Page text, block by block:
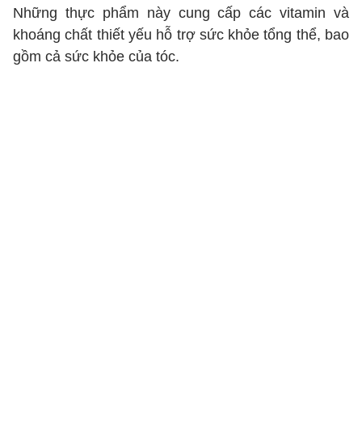
Những thực phẩm này cung cấp các vitamin và
khoáng chất thiết yếu hỗ trợ sức khỏe tổng thể, bao
gồm cả sức khỏe của tóc.